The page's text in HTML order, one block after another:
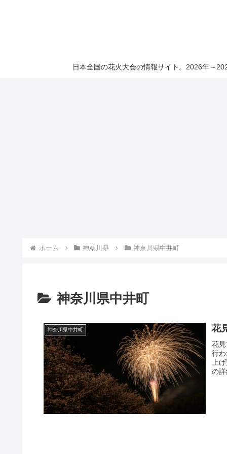
日本全国の花火大会の情報サイト。2026年～
ホーム 神奈川県 神奈川県中井町
神奈川県中井町
神奈川県中井町 花
花
行
上
の詳